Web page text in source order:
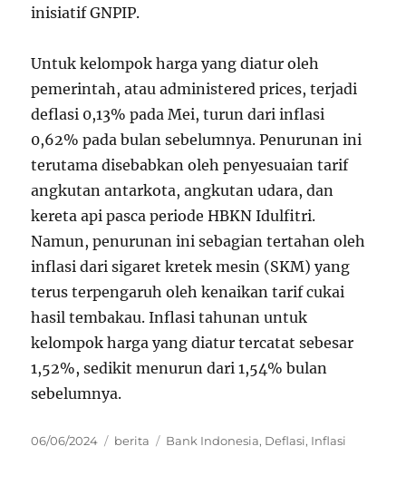
inisiatif GNPIP.
Untuk kelompok harga yang diatur oleh
pemerintah, atau administered prices, terjadi
deflasi 0,13% pada Mei, turun dari inflasi
0,62% pada bulan sebelumnya. Penurunan ini
terutama disebabkan oleh penyesuaian tarif
angkutan antarkota, angkutan udara, dan
kereta api pasca periode HBKN Idulfitri.
Namun, penurunan ini sebagian tertahan oleh
inflasi dari sigaret kretek mesin (SKM) yang
terus terpengaruh oleh kenaikan tarif cukai
hasil tembakau. Inflasi tahunan untuk
kelompok harga yang diatur tercatat sebesar
1,52%, sedikit menurun dari 1,54% bulan
sebelumnya.
Posted
06/06/2024 Categories
berita Tags
Bank Indonesia, Deflasi, Inflasi